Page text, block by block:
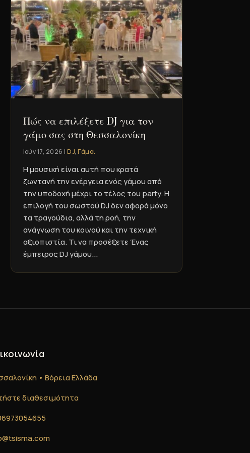
Πώς να επιλέξετε DJ για τον
γάμο σας στη Θεσσαλονίκη
Ιούν 17, 2026 |DJ,Γάμοι
Η μουσική είναι αυτή που κρατά
ζωντανή την ενέργεια ενός γάμου από
την υποδοχή μέχρι το τέλος του party. Η
επιλογή του σωστού DJ δεν αφορά μόνο
τα τραγούδια, αλλά τη ροή, την
ανάγνωση του κοινού και την τεχνική
αξιοπιστία. Τι να προσέξετε Ένας
έμπειρος DJ γάμου...
• Βόρεια Ελλάδα
διαθεσιμότητα